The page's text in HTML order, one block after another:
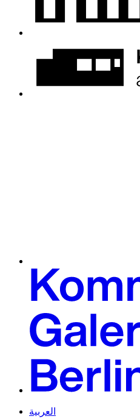
العربية